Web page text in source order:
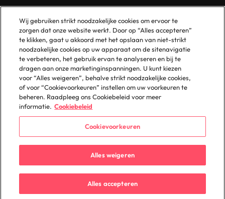
Our Policies
Privacybeleid
Cookies Policy
Policy Library
Gelijke Behandeling
Vestigingen
Amsterdam
Eindhoven
Rotterdam
© 2025 Robert Walters Plc. All Rights Reserved.
Wij gebruiken strikt noodzakelijke cookies om ervoor te
zorgen dat onze website werkt. Door op “Alles accepteren”
te klikken, gaat u akkoord met het opslaan van niet-strikt
noodzakelijke cookies op uw apparaat om de sitenavigatie
te verbeteren, het gebruik ervan te analyseren en bij te
dragen aan onze marketinginspanningen. U kunt kiezen
voor “Alles weigeren”, behalve strikt noodzakelijke cookies,
of voor “Cookievoorkeuren” instellen om uw voorkeuren te
beheren. Raadpleeg ons Cookiebeleid voor meer
informatie. Cookiebeleid
Cookievoorkeuren
Alles weigeren
Alles accepteren